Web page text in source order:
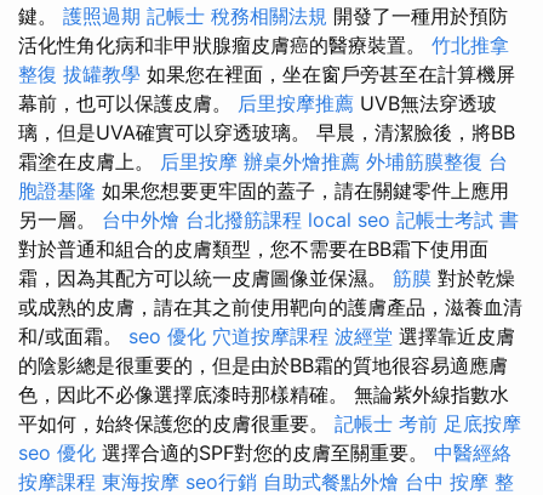
鍵。 護照過期 記帳士 稅務相關法規 開發了一種用於預防
活化性角化病和非甲狀腺瘤皮膚癌的醫療裝置。 竹北推拿
整復 拔罐教學 如果您在裡面，坐在窗戶旁甚至在計算機屏
幕前，也可以保護皮膚。 后里按摩推薦 UVB無法穿透玻
璃，但是UVA確實可以穿透玻璃。 早晨，清潔臉後，將BB
霜塗在皮膚上。 后里按摩 辦桌外燴推薦 外埔筋膜整復 台
胞證基隆 如果您想要更牢固的蓋子，請在關鍵零件上應用
另一層。 台中外燴 台北撥筋課程 local seo 記帳士考試 書
對於普通和組合的皮膚類型，您不需要在BB霜下使用面
霜，因為其配方可以統一皮膚圖像並保濕。 筋膜 對於乾燥
或成熟的皮膚，請在其之前使用靶向的護膚產品，滋養血清
和/或面霜。 seo 優化 穴道按摩課程 波經堂 選擇靠近皮膚
的陰影總是很重要的，但是由於BB霜的質地很容易適應膚
色，因此不必像選擇底漆時那樣精確。 無論紫外線指數水
平如何，始終保護您的皮膚很重要。 記帳士 考前 足底按摩
seo 優化 選擇合適的SPF對您的皮膚至關重要。 中醫經絡
按摩課程 東海按摩 seo行銷 自助式餐點外燴 台中 按摩 整